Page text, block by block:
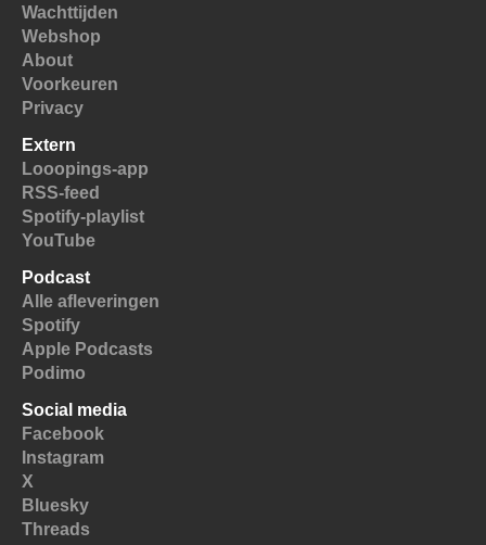
Wachttijden
Webshop
About
Voorkeuren
Privacy
Extern
Looopings-app
RSS-feed
Spotify-playlist
YouTube
Podcast
Alle afleveringen
Spotify
Apple Podcasts
Podimo
Social media
Facebook
Instagram
X
Bluesky
Threads